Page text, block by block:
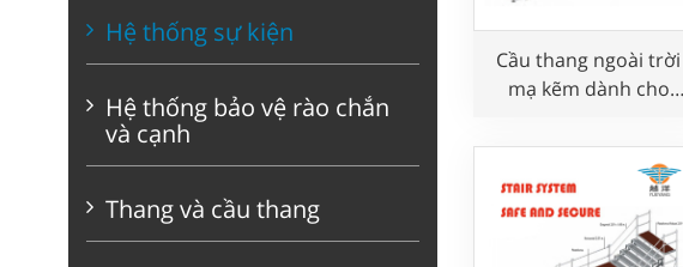
Hệ thống sự kiện
Hệ thống bảo vệ rào chắn
và cạnh
Thang và cầu thang
Cầu thang ngoài trời
mạ kẽm dành cho